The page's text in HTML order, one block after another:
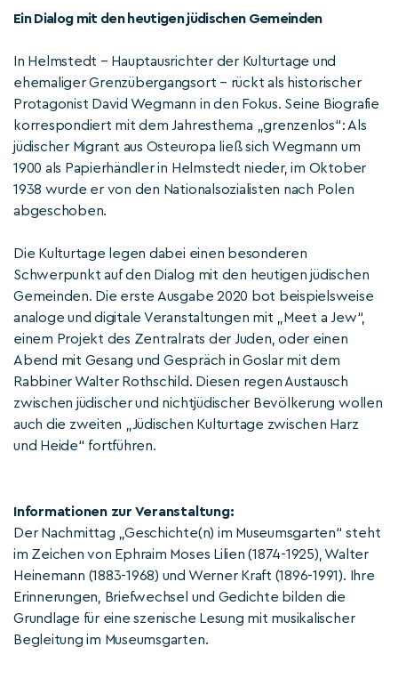
Ein Dialog mit den heutigen jüdischen Gemeinden
In Helmstedt – Hauptausrichter der Kulturtage und
ehemaliger Grenzübergangsort – rückt als historischer
Protagonist David Wegmann in den Fokus. Seine Biografie
korrespondiert mit dem Jahresthema „grenzenlos“: Als
jüdischer Migrant aus Osteuropa ließ sich Wegmann um
1900 als Papierhändler in Helmstedt nieder, im Oktober
1938 wurde er von den Nationalsozialisten nach Polen
abgeschoben.
Die Kulturtage legen dabei einen besonderen
Schwerpunkt auf den Dialog mit den heutigen jüdischen
Gemeinden. Die erste Ausgabe 2020 bot beispielsweise
analoge und digitale Veranstaltungen mit „Meet a Jew“,
einem Projekt des Zentralrats der Juden, oder einen
Abend mit Gesang und Gespräch in Goslar mit dem
Rabbiner Walter Rothschild. Diesen regen Austausch
zwischen jüdischer und nichtjüdischer Bevölkerung wollen
auch die zweiten „Jüdischen Kulturtage zwischen Harz
und Heide“ fortführen.
Informationen zur Veranstaltung:
Der Nachmittag „Geschichte(n) im Museumsgarten“ steht
im Zeichen von Ephraim Moses Lilien (1874-1925), Walter
Heinemann (1883-1968) und Werner Kraft (1896-1991). Ihre
Erinnerungen, Briefwechsel und Gedichte bilden die
Grundlage für eine szenische Lesung mit musikalischer
Begleitung im Museumsgarten.